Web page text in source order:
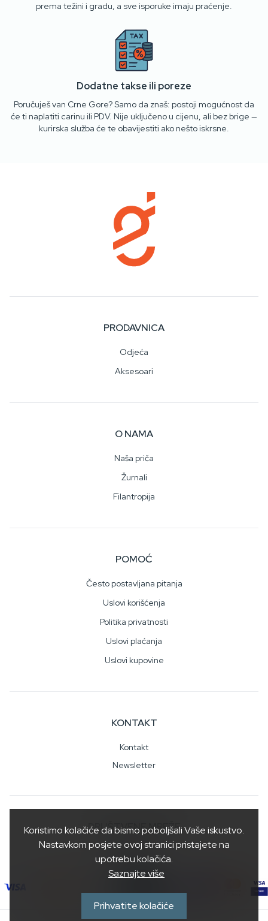
prema težini i gradu, a sve isporuke imaju praćenje.
Dodatne takse ili poreze
Poručuješ van Crne Gore? Samo da znaš: postoji mogućnost da
će ti naplatiti carinu ili PDV. Nije uključeno u cijenu, ali bez brige —
kurirska služba će te obavijestiti ako nešto iskrsne.
PRODAVNICA
Odjeća
Aksesoari
O NAMA
Naša priča
Žurnali
Filantropija
POMOĆ
Često postavljana pitanja
Uslovi korišćenja
Politika privatnosti
Uslovi plaćanja
Uslovi kupovine
KONTAKT
Kontakt
Newsletter
DRUŠTVENE MREŽE
Koristimo kolačiće da bismo poboljšali Vaše iskustvo.
Nastavkom posjete ovoj stranici pristajete na
upotrebu kolačića.
Saznajte više
Prihvatite kolačiće